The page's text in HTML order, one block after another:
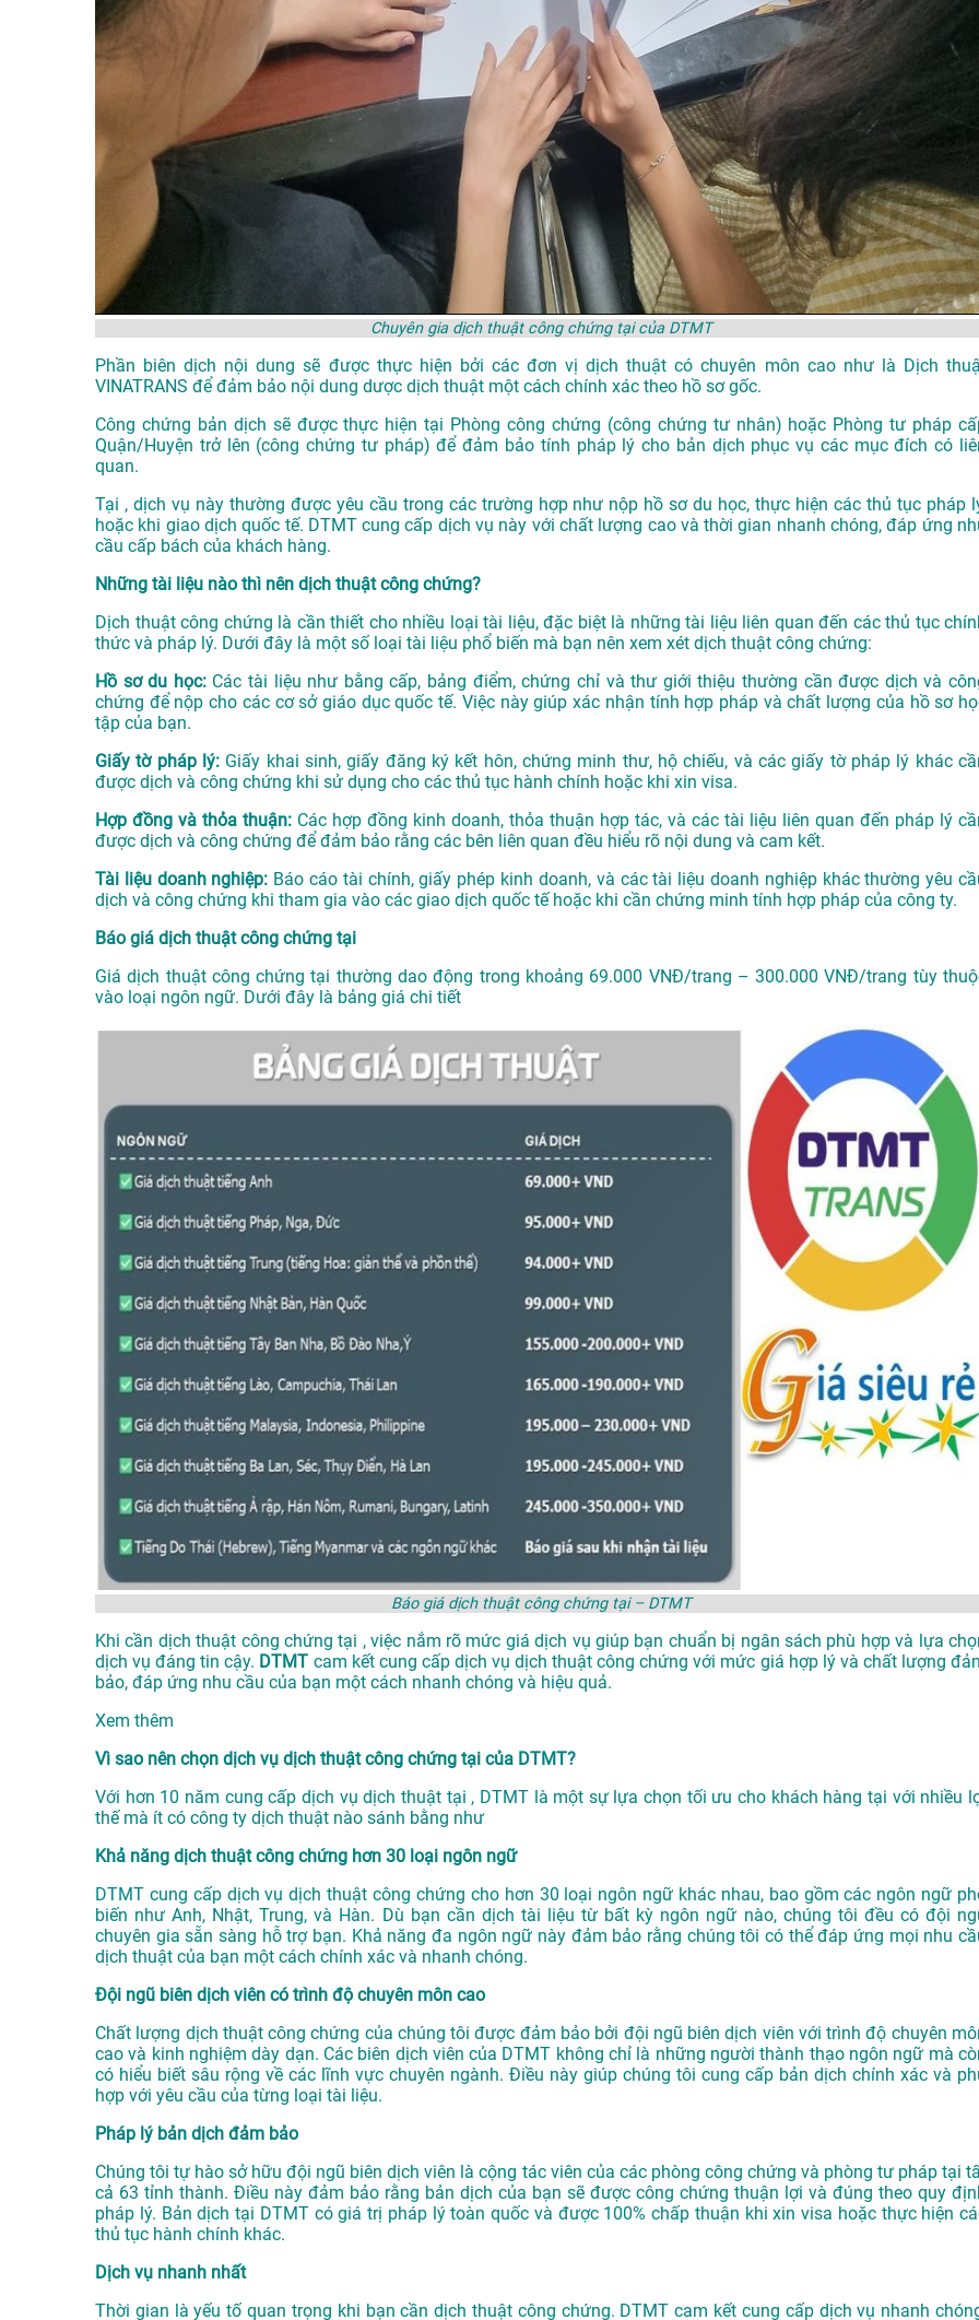
Chuyên gia dịch thuật công chứng tại của DTMT
Phần biên dịch nội dung sẽ được thực hiện bởi các đơn vị dịch thuật có chuyên môn cao như là Dịch
VINATRANS để đảm bảo nội dung dược dịch thuật một cách chính xác theo hồ sơ gốc.
Công chứng bản dịch sẽ được thực hiện tại Phòng công chứng (công chứng tư nhân) hoặc Phòng tư pháp
Quận/Huyện trở lên (công chứng tư pháp) để đảm bảo tính pháp lý cho bản dịch phục vụ các mục đích có
quan.
Tại , dịch vụ này thường được yêu cầu trong các trường hợp như nộp hồ sơ du học, thực hiện các thủ tục pháp
hoặc khi giao dịch quốc tế. DTMT cung cấp dịch vụ này với chất lượng cao và thời gian nhanh chóng, đáp ứng
cầu cấp bách của khách hàng.
Những tài liệu nào thì nên dịch thuật công chứng?
Dịch thuật công chứng là cần thiết cho nhiều loại tài liệu, đặc biệt là những tài liệu liên quan đến các thủ tục
thức và pháp lý. Dưới đây là một số loại tài liệu phổ biến mà bạn nên xem xét dịch thuật công chứng:
Hồ sơ du học:Các tài liệu như bằng cấp, bảng điểm, chứng chỉ và thư giới thiệu thường cần được dịch và
chứng để nộp cho các cơ sở giáo dục quốc tế. Việc này giúp xác nhận tính hợp pháp và chất lượng của hồ sơ
tập của bạn.
Giấy tờ pháp lý: Giấy khai sinh, giấy đăng ký kết hôn, chứng minh thư, hộ chiếu, và các giấy tờ pháp lý khác
được dịch và công chứng khi sử dụng cho các thủ tục hành chính hoặc khi xin visa.
Hợp đồng và thỏa thuận: Các hợp đồng kinh doanh, thỏa thuận hợp tác, và các tài liệu liên quan đến pháp lý
được dịch và công chứng để đảm bảo rằng các bên liên quan đều hiểu rõ nội dung và cam kết.
Tài liệu doanh nghiệp: Báo cáo tài chính, giấy phép kinh doanh, và các tài liệu doanh nghiệp khác thường yêu
dịch và công chứng khi tham gia vào các giao dịch quốc tế hoặc khi cần chứng minh tính hợp pháp của công ty.
Báo giá dịch thuật công chứng tại
Giá dịch thuật công chứng tại thường dao động trong khoảng 69.000 VNĐ/trang – 300.000 VNĐ/trang tùy
vào loại ngôn ngữ. Dưới đây là bảng giá chi tiết
Báo giá dịch thuật công chứng tại – DTMT
Khi cần dịch thuật công chứng tại , việc nắm rõ mức giá dịch vụ giúp bạn chuẩn bị ngân sách phù hợp và lựa
dịch vụ đáng tin cậy. DTMT cam kết cung cấp dịch vụ dịch thuật công chứng với mức giá hợp lý và chất lượng
bảo, đáp ứng nhu cầu của bạn một cách nhanh chóng và hiệu quả.
Xem thêm
Vì sao nên chọn dịch vụ dịch thuật công chứng tại của DTMT?
Với hơn 10 năm cung cấp dịch vụdịch thuật tại , DTMT là một sự lựa chọn tối ưu cho khách hàng tại với nhiều
thế mà ít có công ty dịch thuật nào sánh bằng như
Khả năng dịch thuật công chứng hơn 30 loại ngôn ngữ
DTMT cung cấp dịch vụ dịch thuật công chứng cho hơn 30 loại ngôn ngữ khác nhau, bao gồm các ngôn ngữ
biến như Anh, Nhật, Trung, và Hàn. Dù bạn cần dịch tài liệu từ bất kỳ ngôn ngữ nào, chúng tôi đều có đội
chuyên gia sẵn sàng hỗ trợ bạn. Khả năng đa ngôn ngữ này đảm bảo rằng chúng tôi có thể đáp ứng mọi nhu
dịch thuật của bạn một cách chính xác và nhanh chóng.
Đội ngũ biên dịch viên có trình độ chuyên môn cao
Chất lượng dịch thuật công chứng của chúng tôi được đảm bảo bởi đội ngũ biên dịch viên với trình độ chuyên
cao và kinh nghiệm dày dạn. Các biên dịch viên của DTMT không chỉ là những người thành thạo ngôn ngữ mà
có hiểu biết sâu rộng về các lĩnh vực chuyên ngành. Điều này giúp chúng tôi cung cấp bản dịch chính xác và
hợp với yêu cầu của từng loại tài liệu.
Pháp lý bản dịch đảm bảo
Chúng tôi tự hào sở hữu đội ngũ biên dịch viên là cộng tác viên của các phòng công chứng và phòng tư pháp tại
cả 63 tỉnh thành. Điều này đảm bảo rằng bản dịch của bạn sẽ được công chứng thuận lợi và đúng theo quy
pháp lý. Bản dịch tại DTMT có giá trị pháp lý toàn quốc và được 100% chấp thuận khi xin visa hoặc thực hiện
thủ tục hành chính khác.
Dịch vụ nhanh nhất
Thời gian là yếu tố quan trọng khi bạn cần dịch thuật công chứng. DTMT cam kết cung cấp dịch vụ nhanh